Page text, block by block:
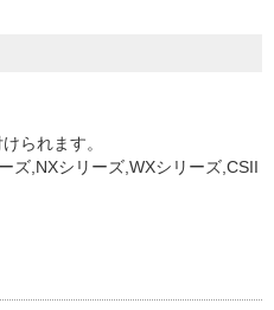
られます。
ズ,NXシリーズ,WXシリーズ,CSII